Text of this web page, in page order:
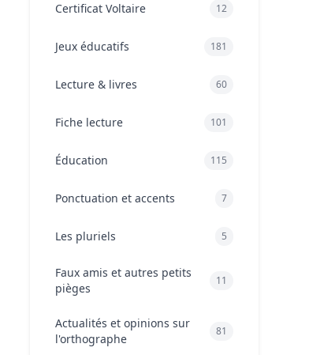
Certificat Voltaire 12
Jeux éducatifs 181
Lecture & livres 60
Fiche lecture 101
Éducation 115
Ponctuation et accents 7
Les pluriels 5
Faux amis et autres petits
pièges
11
Actualités et opinions sur
l'orthographe
81